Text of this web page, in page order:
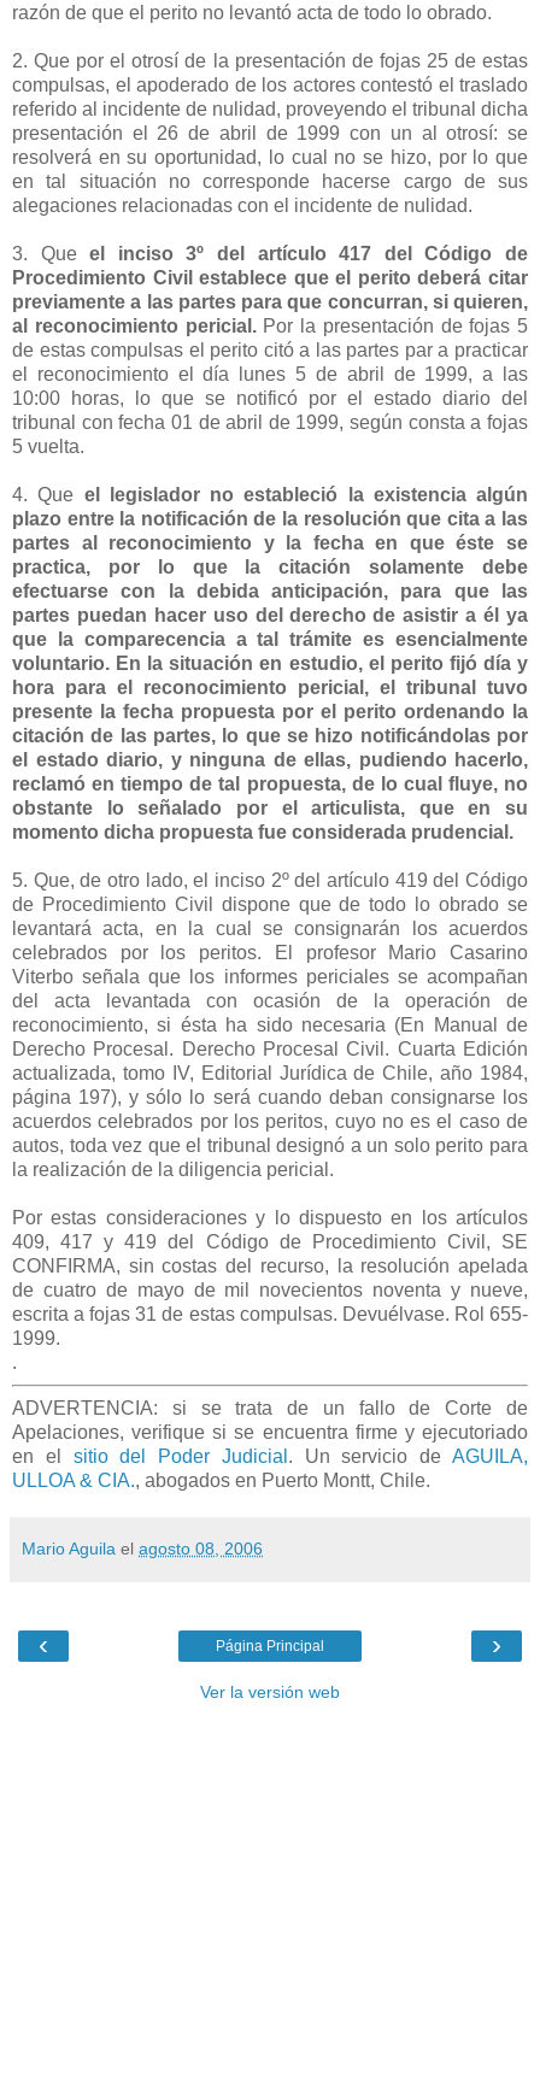
razón de que el perito no levantó acta de todo lo obrado.
2. Que por el otrosí de la presentación de fojas 25 de estas
compulsas, el apoderado de los actores contestó el traslado
referido al incidente de nulidad, proveyendo el tribunal dicha
presentación el 26 de abril de 1999 con un al otrosí: se
resolverá en su oportunidad, lo cual no se hizo, por lo que
en tal situación no corresponde hacerse cargo de sus
alegaciones relacionadas con el incidente de nulidad.
3. Queel inciso 3º del artículo 417 del Código de
Procedimiento Civil establece que el perito deberá citar
previamente a las partes para que concurran, si quieren,
al reconocimiento pericial.Por la presentación de fojas 5
de estas compulsas el perito citó a las partes par a practicar
el reconocimiento el día lunes 5 de abril de 1999, a las
10:00 horas, lo que se notificó por el estado diario del
tribunal con fecha 01 de abril de 1999, según consta a fojas
5 vuelta.
4. Que el legislador no estableció la existencia algún
plazo entre la notificación de la resolución que cita a las
partes al reconocimiento y la fecha en que éste se
practica, por lo que la citación solamente debe
efectuarse con la debida anticipación, para que las
partes puedan hacer uso del derecho de asistir a él ya
que la comparecencia a tal trámite es esencialmente
voluntario. En la situación en estudio, el perito fijó día y
hora para el reconocimiento pericial, el tribunal tuvo
presente la fecha propuesta por el perito ordenando la
citación de las partes, lo que se hizo notificándolas por
el estado diario, y ninguna de ellas, pudiendo hacerlo,
reclamó en tiempo de tal propuesta, de lo cual fluye, no
obstante lo señalado por el articulista, que en su
momento dicha propuesta fue considerada prudencial.
5. Que, de otro lado, el inciso 2º del artículo 419 del Código
de Procedimiento Civil dispone que de todo lo obrado se
levantará acta, en la cual se consignarán los acuerdos
celebrados por los peritos. El profesor Mario Casarino
Viterbo señala que los informes periciales se acompañan
del acta levantada con ocasión de la operación de
reconocimiento, si ésta ha sido necesaria (En Manual de
Derecho Procesal. Derecho Procesal Civil. Cuarta Edición
actualizada, tomo IV, Editorial Jurídica de Chile, año 1984,
página 197), y sólo lo será cuando deban consignarse los
acuerdos celebrados por los peritos, cuyo no es el caso de
autos, toda vez que el tribunal designó a un solo perito para
la realización de la diligencia pericial.
Por estas consideraciones y lo dispuesto en los artículos
409, 417 y 419 del Código de Procedimiento Civil, SE
CONFIRMA, sin costas del recurso, la resolución apelada
de cuatro de mayo de mil novecientos noventa y nueve,
escrita a fojas 31 de estas compulsas. Devuélvase. Rol 655-
1999.
.
ADVERTENCIA: si se trata de un fallo de Corte de
Apelaciones, verifique si se encuentra firme y ejecutoriado
en el sitio del Poder Judicial . Un servicio deAGUILA,
ULLOA & CIA., abogados en Puerto Montt, Chile.
Mario Aguila el agosto 08, 2006
‹ ›
Página Principal
Ver la versión web